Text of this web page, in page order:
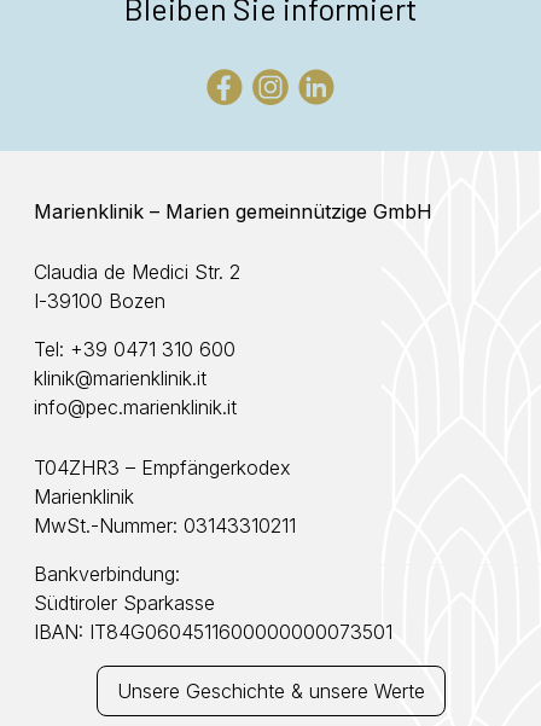
Bleiben Sie informiert
Marienklinik – Marien gemeinnützige GmbH
Claudia de Medici Str. 2
I-39100 Bozen
Tel: +39 0471 310 600
klinik@marienklinik.it
info@pec.marienklinik.it
T04ZHR3 – Empfängerkodex
Marienklinik
MwSt.-Nummer: 03143310211
Bankverbindung:
Südtiroler Sparkasse
IBAN: IT84G0604511600000000073501
Unsere Geschichte & unsere Werte